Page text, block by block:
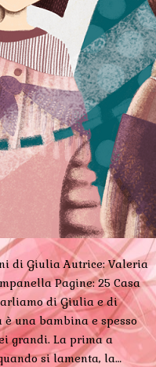
di Giulia Autrice: Valeria
Pagine: 25 Casa
di Giulia e di
una bambina e spesso
grandi. La prima a
si lamenta, la…